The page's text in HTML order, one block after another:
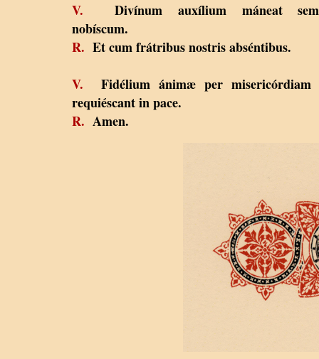
V. Divínum auxílium máneat
nobíscum.
R. Et cum frátribus nostris abséntibus.
V. Fidélium ánimæ per misericórdiam
requiéscant in pace.
R. Amen.